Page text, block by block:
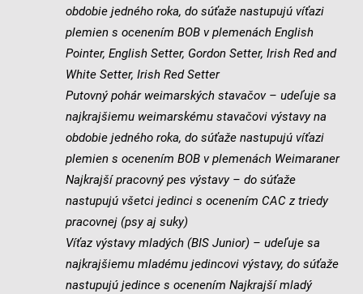
obdobie jedného roka, do súťaže nastupujú víťazi
plemien s ocenením BOB v plemenách English
Pointer, English Setter, Gordon Setter, Irish Red and
White Setter, Irish Red Setter
Putovný pohár weimarských stavačov – udeľuje sa
najkrajšiemu weimarskému stavačovi výstavy na
obdobie jedného roka, do súťaže nastupujú víťazi
plemien s ocenením BOB v plemenách Weimaraner
Najkrajší pracovný pes výstavy – do súťaže
nastupujú všetci jedinci s ocenením CAC z triedy
pracovnej (psy aj suky)
Víťaz výstavy mladých (BIS Junior) – udeľuje sa
najkrajšiemu mladému jedincovi výstavy, do súťaže
nastupujú jedince s ocenením Najkrajší mladý